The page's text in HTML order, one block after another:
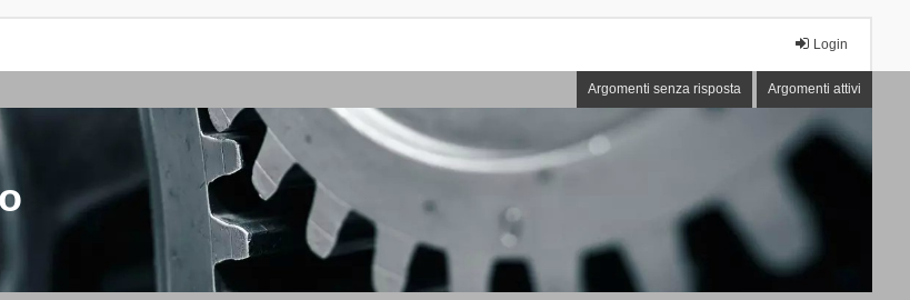
Login
Argomenti senza risposta Argomenti attivi